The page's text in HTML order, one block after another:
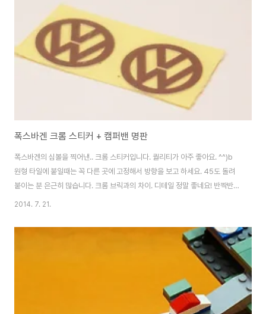
라 생각했지만.. 사람들 참 빠릅니다. ㅋ 참고로 색놀이가 현실적으로(부품수와
별도로) 매우 어려운 10242에 비해.. 이 녀석은 부품 ..
폭스바겐 크롬 스티커 + 캠퍼밴 명판
폭스바겐의 심볼을 찍어낸.. 크롬 스티커입니다. 퀄리티가 아주 좋아요. ^^)b
원형 타일에 붙일때는 꼭 다른 곳에 고정해서 방향을 보고 하세요. 45도 돌려
붙이는 분 은근히 많습니다. 크롬 브릭과의 차이. 디테일 정말 좋네요! 반짝반짝
~* 스티커가 싫어서 안붙이고 있던 제 캠퍼밴도 드디어 마크를 달았습니다. ^^
ㅎ 미니쿠퍼도 발매되면 이렇게 되려나요.. ㄷㄷㄷ 두번째는 명판 스티커입니
다. 브릭으로 명판을 만들어주면 좋지만.. 만들 능력이 안되어.. ㅜ_ㅜ 일단 간
단하게 해봤습니다. 100x65짜리가 있으면 딱일거 같은데.. 조금 크네요. 그래
도 정말 잘 어울립니다! UCS급이 많이 없는 저에게는.. R2D2 이후 첫 명판..
2014. 7. 21.